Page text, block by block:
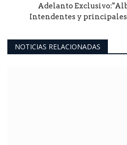
Adelanto
Intendentes y principales
NOTICIAS RELACIONADAS